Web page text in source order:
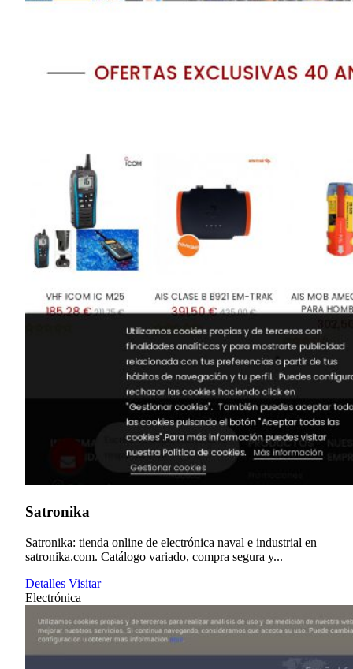
Satronika
Satronika: tienda online de electrónica naval e industrial en
satronika.com. Catálogo variado, compra segura y...
Detalles Visitar
Electrónica